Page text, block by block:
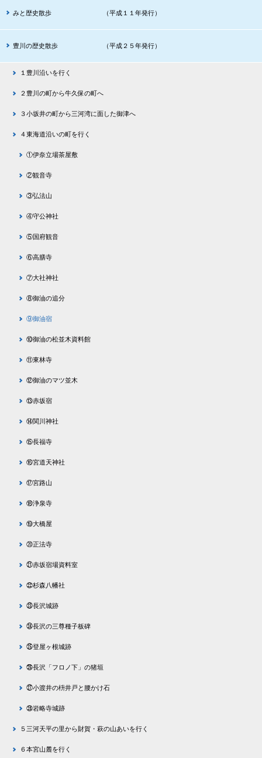
みと歴史散歩 （平成１１年発行）
豊川の歴史散歩 （平成２５年発行）
１豊川沿いを行く
２豊川の町から牛久保の町へ
３小坂井の町から三河湾に面した御津へ
４東海道沿いの町を行く
①伊奈立場茶屋敷
②観音寺
③弘法山
④守公神社
⑤国府観音
⑥高膳寺
⑦大社神社
⑧御油の追分
⑨御油宿
⑩御油の松並木資料館
⑪東林寺
⑫御油のマツ並木
⑬赤坂宿
⑭関川神社
⑮長福寺
⑯宮道天神社
⑰宮路山
⑱浄泉寺
⑲大橋屋
⑳正法寺
㉑赤坂宿場資料室
㉒杉森八幡社
㉓長沢城跡
㉔長沢の三尊種子板碑
㉕登屋ヶ根城跡
㉖長沢「フロノ下」の猪垣
㉗小渡井の枡井戸と腰かけ石
㉘岩略寺城跡
５三河天平の里から財賀・萩の山あいを行く
６本宮山麓を行く